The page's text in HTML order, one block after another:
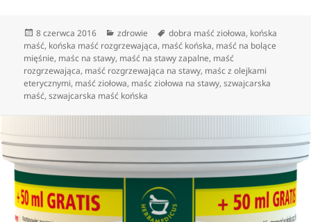
Data
publikacji
8 czerwca 2016 Kategorie
zdrowie Tagi
dobra maść ziołowa, końska
maść, końska maść rozgrzewająca, maść końska, maść na bolące
mięśnie, maśc na stawy, maść na stawy zapalne, maść
rozgrzewająca, maść rozgrzewająca na stawy, maśc z olejkami
eterycznymi, maść ziołowa, maśc ziołowa na stawy,szwajcarska
maść,szwajcarska maść końska